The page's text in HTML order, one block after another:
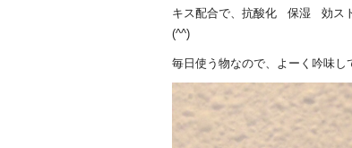
キス配合で、抗酸化 保湿 効スト
(^^)
毎日使う物なので、よーく吟味